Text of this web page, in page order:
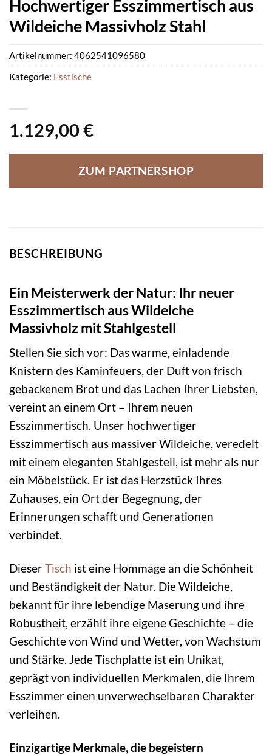
Hochwertiger Esszimmertisch aus
Wildeiche Massivholz Stahl
1.129,00 €
ZUM PARTNERSHOP
Artikelnummer: 4062541096580
Kategorie: Esstische
BESCHREIBUNG
Ein Meisterwerk der Natur: Ihr neuer
Esszimmertisch aus Wildeiche
Massivholz mit Stahlgestell
Stellen Sie sich vor: Das warme, einladende
Knistern des Kaminfeuers, der Duft von frisch
gebackenem Brot und das Lachen Ihrer Liebsten,
vereint an einem Ort – Ihrem neuen
Esszimmertisch. Unser hochwertiger
Esszimmertisch aus massiver Wildeiche, veredelt
mit einem eleganten Stahlgestell, ist mehr als nur
ein Möbelstück. Er ist das Herzstück Ihres
Zuhauses, ein Ort der Begegnung, der
Erinnerungen schafft und Generationen
verbindet.
DieserTisch ist eine Hommage an die Schönheit
und Beständigkeit der Natur. Die Wildeiche,
bekannt für ihre lebendige Maserung und ihre
Robustheit, erzählt ihre eigene Geschichte – die
Geschichte von Wind und Wetter, von Wachstum
und Stärke. Jede Tischplatte ist ein Unikat,
geprägt von individuellen Merkmalen, die Ihrem
Esszimmer einen unverwechselbaren Charakter
verleihen.
Einzigartige Merkmale, die begeistern